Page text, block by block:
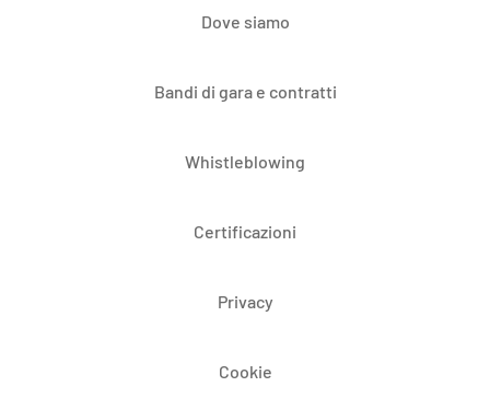
Dove siamo
Bandi di gara e contratti
Whistleblowing
Certificazioni
Privacy
Cookie